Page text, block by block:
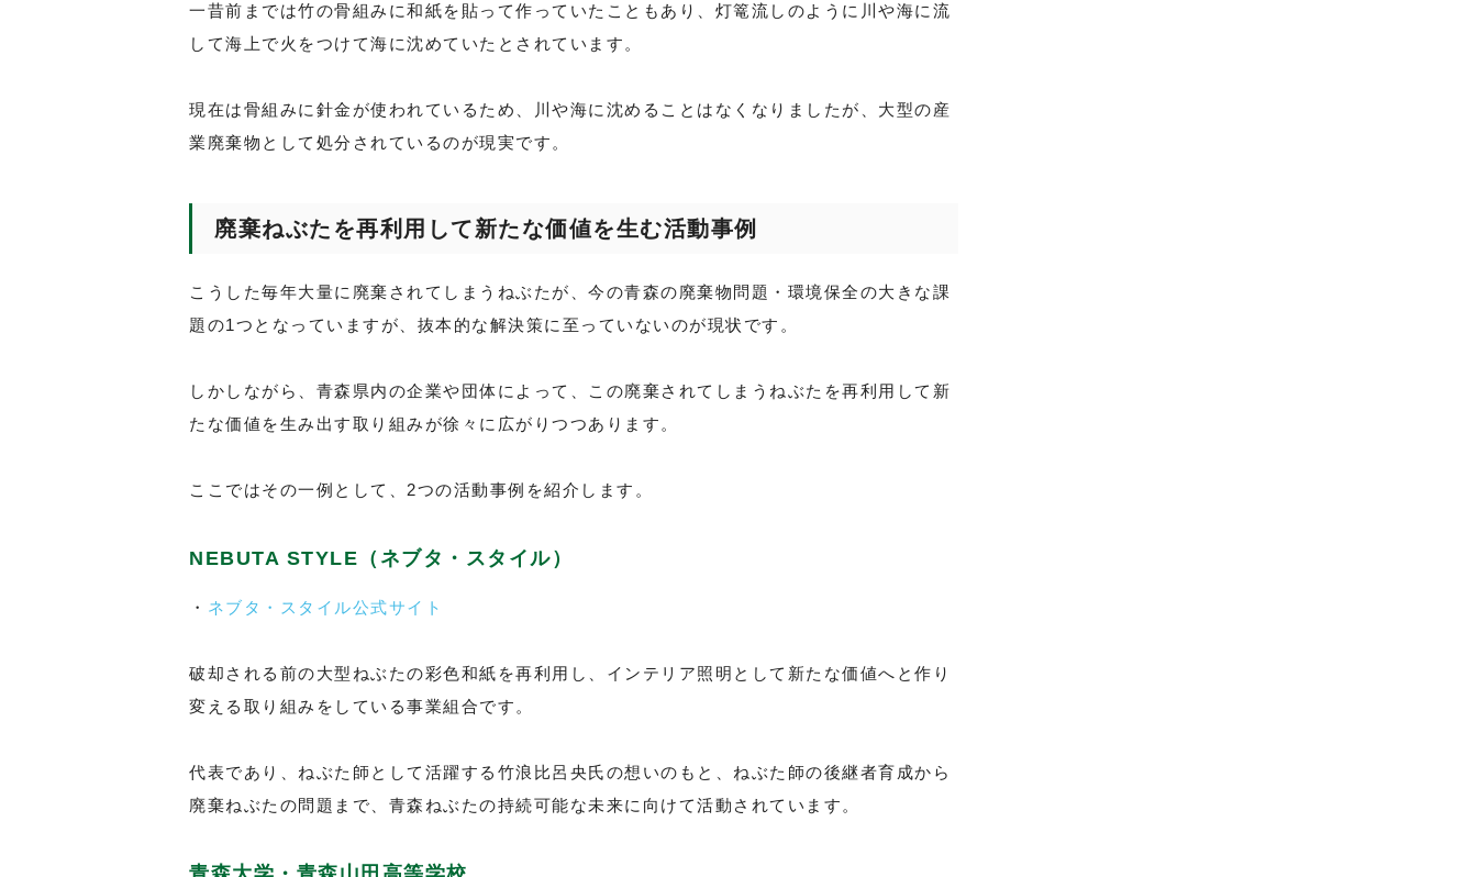
一昔前までは竹の骨組みに和紙を貼って作っていたこともあり、灯篭流しのように川や海に流
して海上で火をつけて海に沈めていたとされています。
現在は骨組みに針金が使われているため、川や海に沈めることはなくなりましたが、大型の産
業廃棄物として処分されているのが現実です。
廃棄ねぶたを再利用して新たな価値を生む活動事例
こうした毎年大量に廃棄されてしまうねぶたが、今の青森の廃棄物問題・環境保全の大きな課
題の1つとなっていますが、抜本的な解決策に至っていないのが現状です。
しかしながら、青森県内の企業や団体によって、この廃棄されてしまうねぶたを再利用して新
たな価値を生み出す取り組みが徐々に広がりつつあります。
ここではその一例として、2つの活動事例を紹介します。
NEBUTA STYLE（ネブタ・スタイル）
・ ネブタ・スタイル公式サイト
破却される前の大型ねぶたの彩色和紙を再利用し、インテリア照明として新たな価値へと作り
変える取り組みをしている事業組合です。
代表であり、ねぶた師として活躍する竹浪比呂央氏の想いのもと、ねぶた師の後継者育成から
廃棄ねぶたの問題まで、青森ねぶたの持続可能な未来に向けて活動されています。